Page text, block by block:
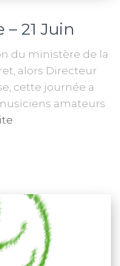
– 21 Juin
du ministère de la
alors Directeur
cette journée a
amateurs